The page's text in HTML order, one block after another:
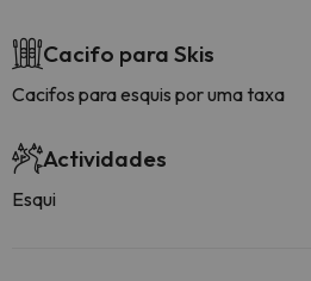
Cacifo para Skis
Cacifos para esquis por uma taxa
Actividades
Esqui